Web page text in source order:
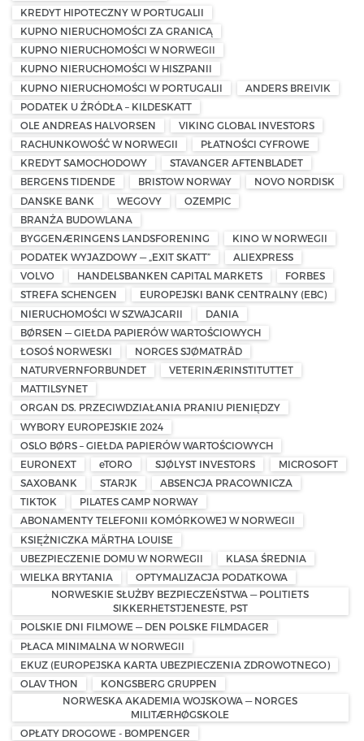
KREDYT HIPOTECZNY W PORTUGALII
KUPNO NIERUCHOMOŚCI ZA GRANICĄ
KUPNO NIERUCHOMOŚCI W NORWEGII
KUPNO NIERUCHOMOŚCI W HISZPANII
KUPNO NIERUCHOMOŚCI W PORTUGALII
ANDERS BREIVIK
PODATEK U ŹRÓDŁA – KILDESKATT
OLE ANDREAS HALVORSEN
VIKING GLOBAL INVESTORS
RACHUNKOWOŚĆ W NORWEGII
PŁATNOŚCI CYFROWE
KREDYT SAMOCHODOWY
STAVANGER AFTENBLADET
BERGENS TIDENDE
BRISTOW NORWAY
NOVO NORDISK
DANSKE BANK
WEGOVY
OZEMPIC
BRANŻA BUDOWLANA
BYGGENÆRINGENS LANDSFORENING
KINO W NORWEGII
PODATEK WYJAZDOWY — „EXIT SKATT”
ALIEXPRESS
VOLVO
HANDELSBANKEN CAPITAL MARKETS
FORBES
STREFA SCHENGEN
EUROPEJSKI BANK CENTRALNY (EBC)
NIERUCHOMOŚCI W SZWAJCARII
DANIA
BØRSEN — GIEŁDA PAPIERÓW WARTOŚCIOWYCH
ŁOSOŚ NORWESKI
NORGES SJØMATRÅD
NATURVERNFORBUNDET
VETERINÆRINSTITUTTET
MATTILSYNET
ORGAN DS. PRZECIWDZIAŁANIA PRANIU PIENIĘDZY
WYBORY EUROPEJSKIE 2024
OSLO BØRS – GIEŁDA PAPIERÓW WARTOŚCIOWYCH
EURONEXT
eTORO SJØLYST INVESTORS
MICROSOFT
SAXOBANK
STARJK
ABSENCJA PRACOWNICZA
TIKTOK
PILATES CAMP NORWAY
ABONAMENTY TELEFONII KOMÓRKOWEJ W NORWEGII
KSIĘŻNICZKA MÄRTHA LOUISE
UBEZPIECZENIE DOMU W NORWEGII
KLASA ŚREDNIA
WIELKA BRYTANIA
OPTYMALIZACJA PODATKOWA
NORWESKIE SŁUŻBY BEZPIECZEŃSTWA — POLITIETS
SIKKERHETSTJENESTE, PST
POLSKIE DNI FILMOWE — DEN POLSKE FILMDAGER
PŁACA MINIMALNA W NORWEGII
EKUZ (EUROPEJSKA KARTA UBEZPIECZENIA ZDROWOTNEGO)
OLAV THON
KONGSBERG GRUPPEN
NORWESKA AKADEMIA WOJSKOWA — NORGES
MILITÆRHØGSKOLE
OPŁATY DROGOWE - BOMPENGER